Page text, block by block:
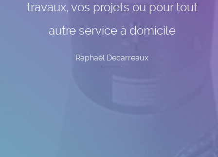
travaux, vos projets ou pour tout
autre service à domicile
Raphaël Decarreaux